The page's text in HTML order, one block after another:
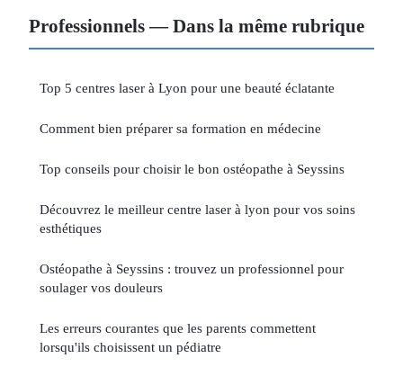
Professionnels — Dans la même rubrique
Top 5 centres laser à Lyon pour une beauté éclatante
Comment bien préparer sa formation en médecine
Top conseils pour choisir le bon ostéopathe à Seyssins
Découvrez le meilleur centre laser à lyon pour vos soins
esthétiques
Ostéopathe à Seyssins : trouvez un professionnel pour
soulager vos douleurs
Les erreurs courantes que les parents commettent
lorsqu'ils choisissent un pédiatre